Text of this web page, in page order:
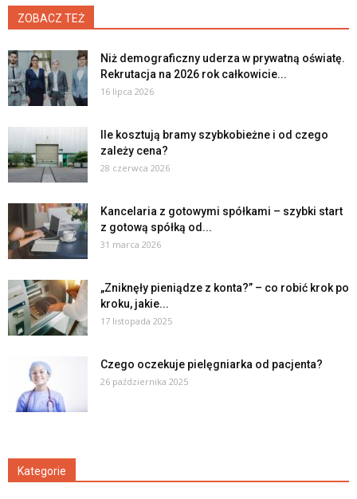
ZOBACZ TEŻ
Niż demograficzny uderza w prywatną oświatę.
Rekrutacja na 2026 rok całkowicie...
16 lipca 2026
Ile kosztują bramy szybkobieżne i od czego
zależy cena?
28 czerwca 2026
Kancelaria z gotowymi spółkami – szybki start
z gotową spółką od...
31 marca 2026
„Zniknęły pieniądze z konta?” – co robić krok po
kroku, jakie...
17 listopada 2025
Czego oczekuje pielęgniarka od pacjenta?
26 października 2025
Kategorie